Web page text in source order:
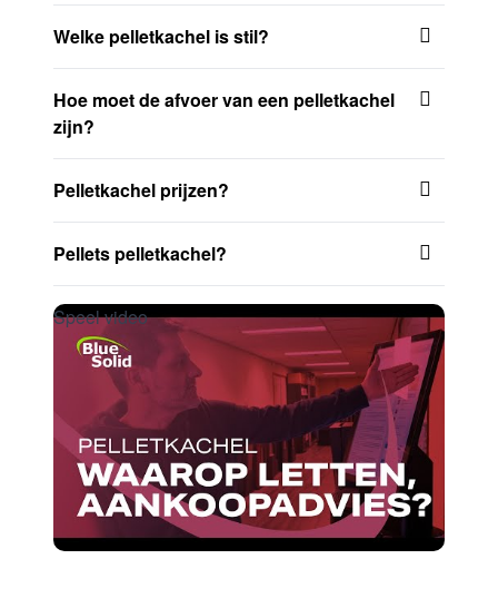
Welke pelletkachel is stil?
Hoe moet de afvoer van een pelletkachel
zijn?
Pelletkachel prijzen?
Pellets pelletkachel?
Speel video